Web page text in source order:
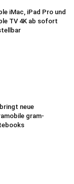
iMac, iPad Pro und
TV 4K ab sofort
neue
gram-